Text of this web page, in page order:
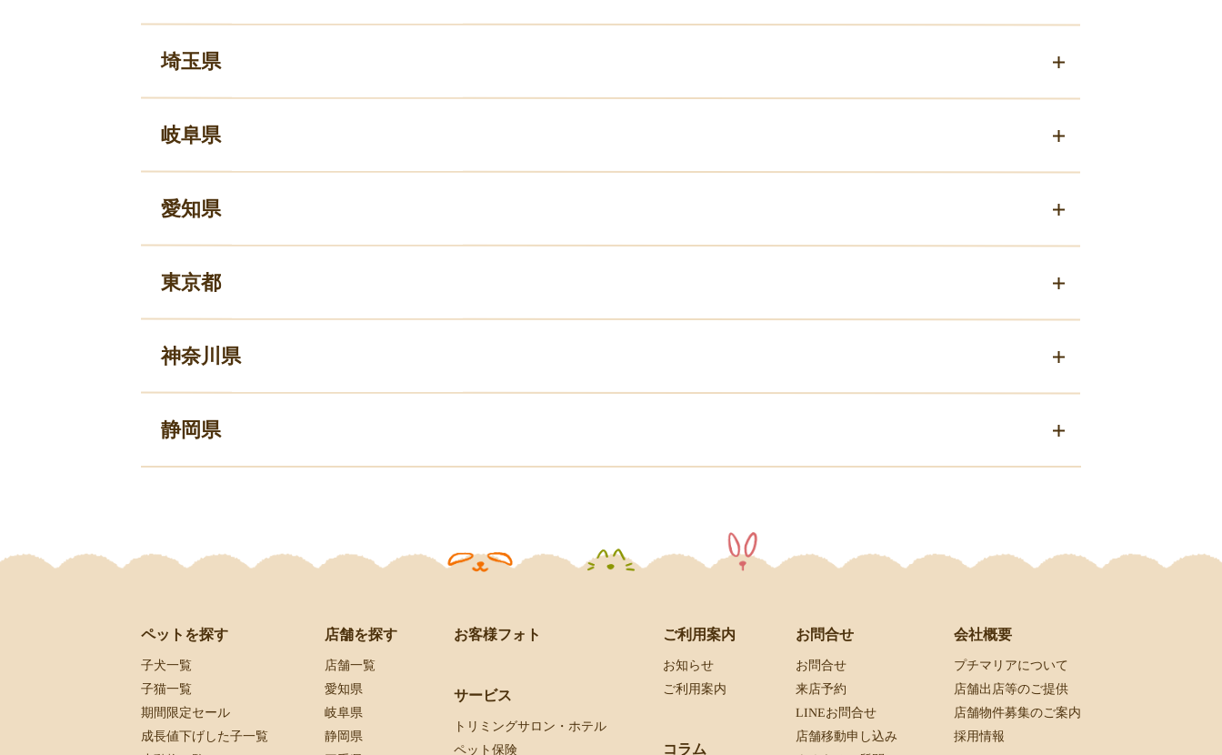
埼玉県
岐阜県
愛知県
東京都
神奈川県
静岡県
ペットを探す
子犬一覧
子猫一覧
期間限定セール
成長値下げした子一覧
店舗を探す
店舗一覧
愛知県
岐阜県
静岡県
お客様フォト
サービス
トリミングサロン・ホテル
ペット保険
ご利用案内
お知らせ
ご利用案内
コラム
お問合せ
お問合せ
来店予約
LINEお問合せ
店舗移動申し込み
会社概要
プチマリアについて
店舗出店等のご提供
店舗物件募集のご案内
採用情報